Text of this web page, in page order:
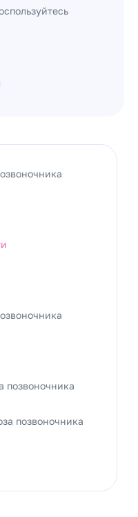
позвоночника
позвоночника